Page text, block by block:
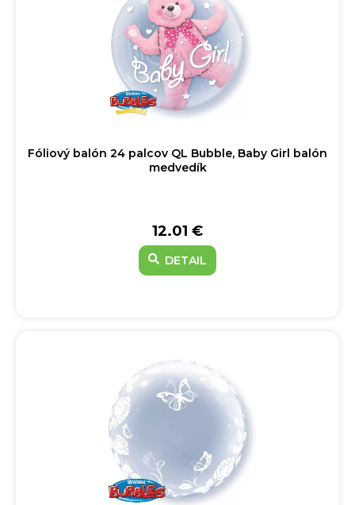
Fóliový balón 24 palcov QL Bubble, Baby Girl balón
medvedík
12.01 €
DETAIL